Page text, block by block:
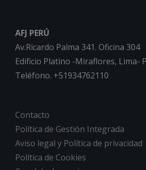
AFJ PERÚ
Av.Ricardo Palma 341. Oficina 304
Edificio Platino -Miraflores, Lima-
Teléfono. +51934762110
Contacto
Política de Gestión Integrada
Aviso legal y Política de privacidad
Política de Cookies